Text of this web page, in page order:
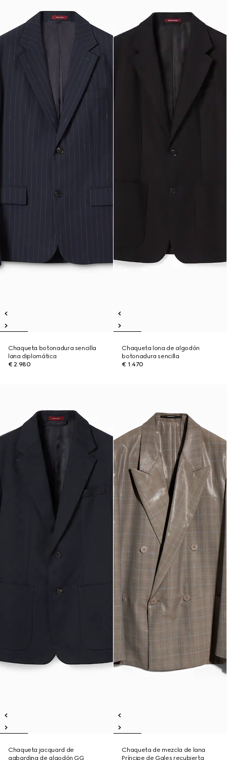
Chaqueta botonadura sencilla
lana diplomática
€ 2.980
Chaqueta lona de algodón
botonadura sencilla
€ 1.470
Chaqueta jacquard de
gabardina de algodón GG
Chaqueta de mezcla de lana
Príncipe de Gales recubierta